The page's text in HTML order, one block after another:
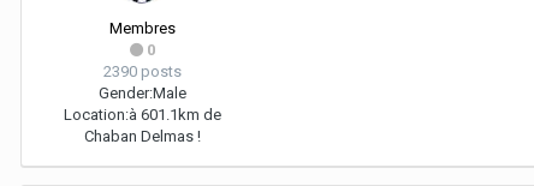
Membres
0
2390 posts
Gender:Male
Location:à 601.1km de
Chaban Delmas !